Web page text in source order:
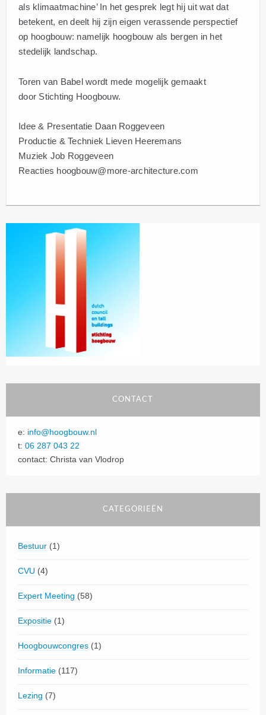
als klimaatmachine’ In het gesprek legt hij uit wat dat
betekent, en deelt hij zijn eigen verassende perspectief
op hoogbouw: namelijk hoogbouw als bergen in het
stedelijk landschap.
Toren van Babel wordt mede mogelijk gemaakt
door Stichting Hoogbouw.
Idee & Presentatie Daan Roggeveen
Productie & Techniek Lieven Heeremans
Muziek Job Roggeveen
Reacties hoogbouw@more-architecture.com
CONTACT
e: info@hoogbouw.nl
t: 06 287 043 22
contact: Christa van Vlodrop
CATEGORIEËN
Bestuur (1)
CVU (4)
Expert Meeting (58)
Expositie (1)
Hoogbouwcongres (1)
Informatie (117)
Lezing (7)